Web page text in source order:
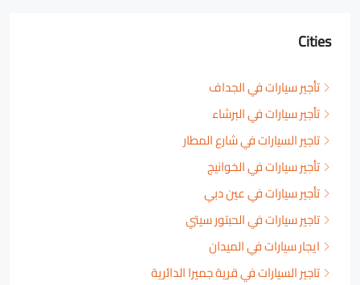
Cities
تأجير سيارات في الجداف
تأجير سيارات في البرشاء
تاجير السيارات في شارع المطار
تأجير سيارات في الخوانيج
تأجير سيارات في عين دبي
تاجير سيارات في الحبتور سيتي
ايجار سيارات في الميدان
تاجير السيارات في قرية جميرا الدائرية